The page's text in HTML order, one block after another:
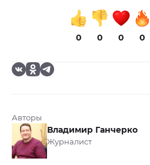
0 0 0 0
Авторы
Владимир Ганчерко
Журналист